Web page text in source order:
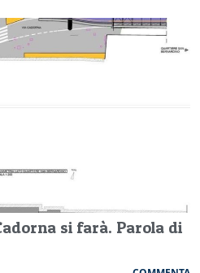
si farà. Parola di